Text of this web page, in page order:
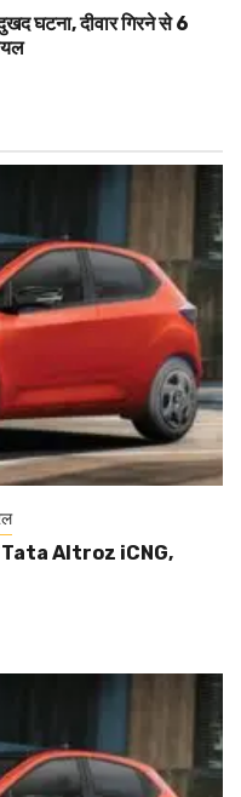
घटना, दीवार गिरने से 6
Tata Altroz iCNG,